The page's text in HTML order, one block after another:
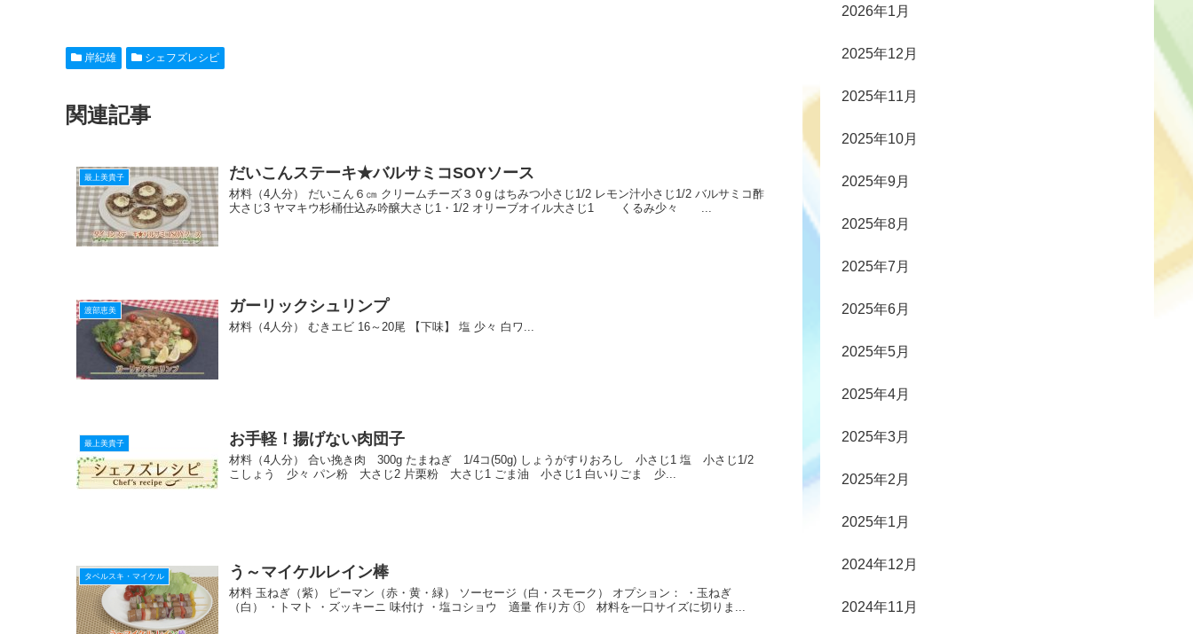
c
e
b
o
k
e
n
ck
et
岸紀雄 シェフズレシピ
関連記事
最上美貴子 だいこんステーキ★バルサミコSOYソース
材料（4人分） だいこん６㎝ クリームチーズ３０g はちみつ小さじ1/2 レモン汁小さじ1/2 バルサミコ酢
大さじ3 ヤマキウ杉桶仕込み吟醸大さじ1・1/2 オリーブオイル大さじ1 くるみ少々 ...
渡部恵美 ガーリックシュリンプ
材料（4人分） むきエビ 16～20尾 【下味】 塩 少々 白ワ...
最上美貴子 お手軽！揚げない肉団子
材料（4人分） 合い挽き肉 300g たまねぎ 1/4コ(50g) しょうがすりおろし 小さじ1 塩 小さじ1/2
こしょう 少々 パン粉 大さじ2 片栗粉 大さじ1 ごま油 小さじ1 白いりごま 少...
タベルスキ・マイケル う～マイケルレイン棒
材料 玉ねぎ（紫） ピーマン（赤・黄・緑） ソーセージ（白・スモーク） オプション： ・玉ねぎ
（白） ・トマト ・ズッキーニ 味付け ・塩コショウ 適量 作り方 ① 材料を一口サイズに切りま...
2026年1月
2025年12月
2025年11月
2025年10月
2025年9月
2025年8月
2025年7月
2025年6月
2025年5月
2025年4月
2025年3月
2025年2月
2025年1月
2024年12月
2024年11月